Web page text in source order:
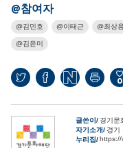
@참여자
김민호 이태근 최상
김윤미
0
글쓴이
경기문
자기소개
경기
누리집 https://